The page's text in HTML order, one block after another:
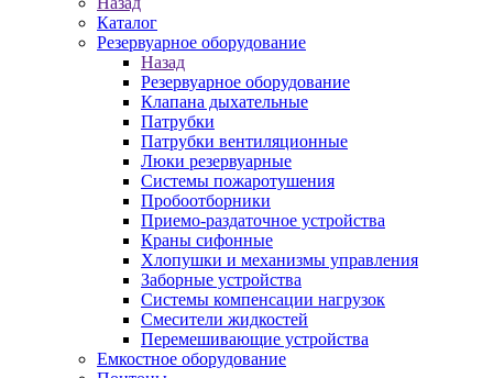
Каталог
Резервуарное оборудование
Назад
Резервуарное оборудование
Клапана дыхательные
Патрубки
Патрубки вентиляционные
Люки резервуарные
Системы пожаротушения
Пробоотборники
Приемо-раздаточное устройства
Краны сифонные
Хлопушки и механизмы управления
Заборные устройства
Системы компенсации нагрузок
Смесители жидкостей
Перемешивающие устройства
Емкостное оборудование